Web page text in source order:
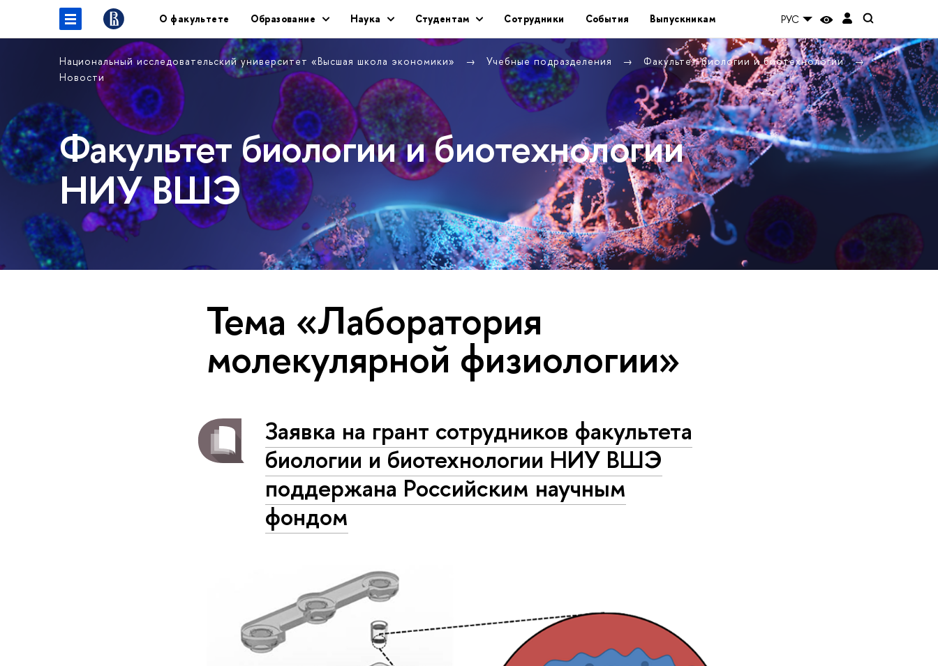
О факультете Образование Наука Студентам Сотрудники События Выпускникам РУС
Национальный исследовательский университет «Высшая школа экономики» Учебные подразделения
Факультет биологии и биотехнологии
Новости
Факультет биологии и биотехнологии
НИУ ВШЭ
Тема «Лаборатория
молекулярной физиологии»
Заявка на грант сотрудников факультета
биологии и биотехнологии НИУ ВШЭ
поддержана Российским научным
фондом